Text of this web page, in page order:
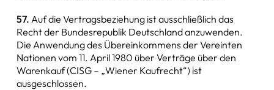
57. Auf die Vertragsbeziehung ist ausschließlich das
Recht der Bundesrepublik Deutschland anzuwenden.
Die Anwendung des Übereinkommens der Vereinten
Nationen vom 11. April 1980 über Verträge über den
Warenkauf (CISG – „Wiener Kaufrecht“) ist
ausgeschlossen.